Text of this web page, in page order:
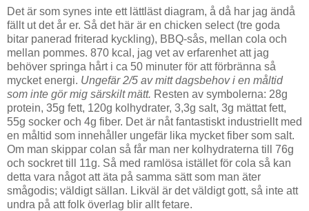
Det är som synes inte ett lättläst diagram, å då har jag ändå
fällt ut det år er. Så det här är en chicken select (tre goda
bitar panerad friterad kyckling), BBQ-sås, mellan cola och
mellan pommes. 870 kcal, jag vet av erfarenhet att jag
behöver springa hårt i ca 50 minuter för att förbränna så
mycket energi. Ungefär 2/5 av mitt dagsbehov i en måltid
som inte gör mig särskilt mätt. Resten av symbolerna: 28g
protein, 35g fett, 120g kolhydrater, 3,3g salt, 3g mättat fett,
55g socker och 4g fiber. Det är nåt fantastiskt industriellt med
en måltid som innehåller ungefär lika mycket fiber som salt.
Om man skippar colan så får man ner kolhydraterna till 76g
och sockret till 11g. Så med ramlösa istället för cola så kan
detta vara något att äta på samma sätt som man äter
smågodis; väldigt sällan. Likväl är det väldigt gott, så inte att
undra på att folk överlag blir allt fetare.